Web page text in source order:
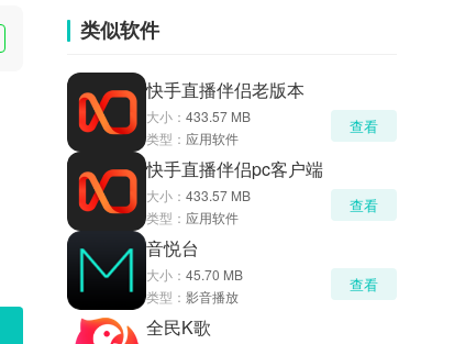
类似软件
快手直播伴侣老版本
大小： 433.57 MB
类型： 应用软件
查看
快手直播伴侣pc客户端
大小： 433.57 MB
类型： 应用软件
查看
音悦台
大小： 45.70 MB
类型： 影音播放
查看
全民K歌